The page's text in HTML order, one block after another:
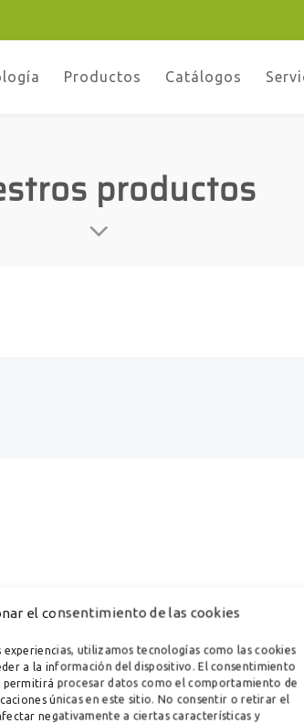
el consentimiento de las cookies
utilizamos tecnologías como las cookies
a la información del dispositivo. El consentimiento
permitirá procesar datos como el comportamiento de
únicas en este sitio. No consentir o retirar el
negativamente a ciertas características y
Productos Catálogos
productos